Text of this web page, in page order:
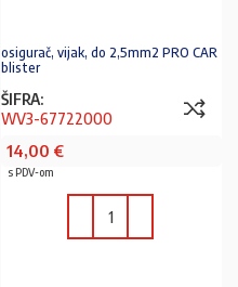
osigurač, vijak, do 2,5mm2 PRO CAR
blister
ŠIFRA:
WV3-67722000
14,00 €
s PDV-om